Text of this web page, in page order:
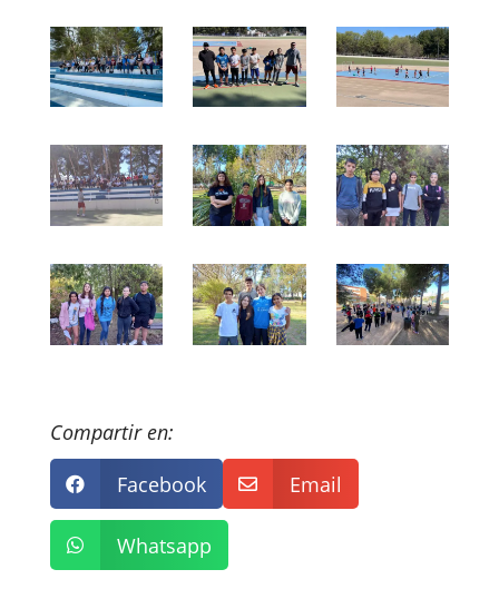
Compartir en:
 Facebook  Email
 Whatsapp